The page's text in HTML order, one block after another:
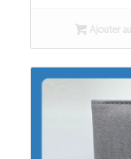
Ajouter